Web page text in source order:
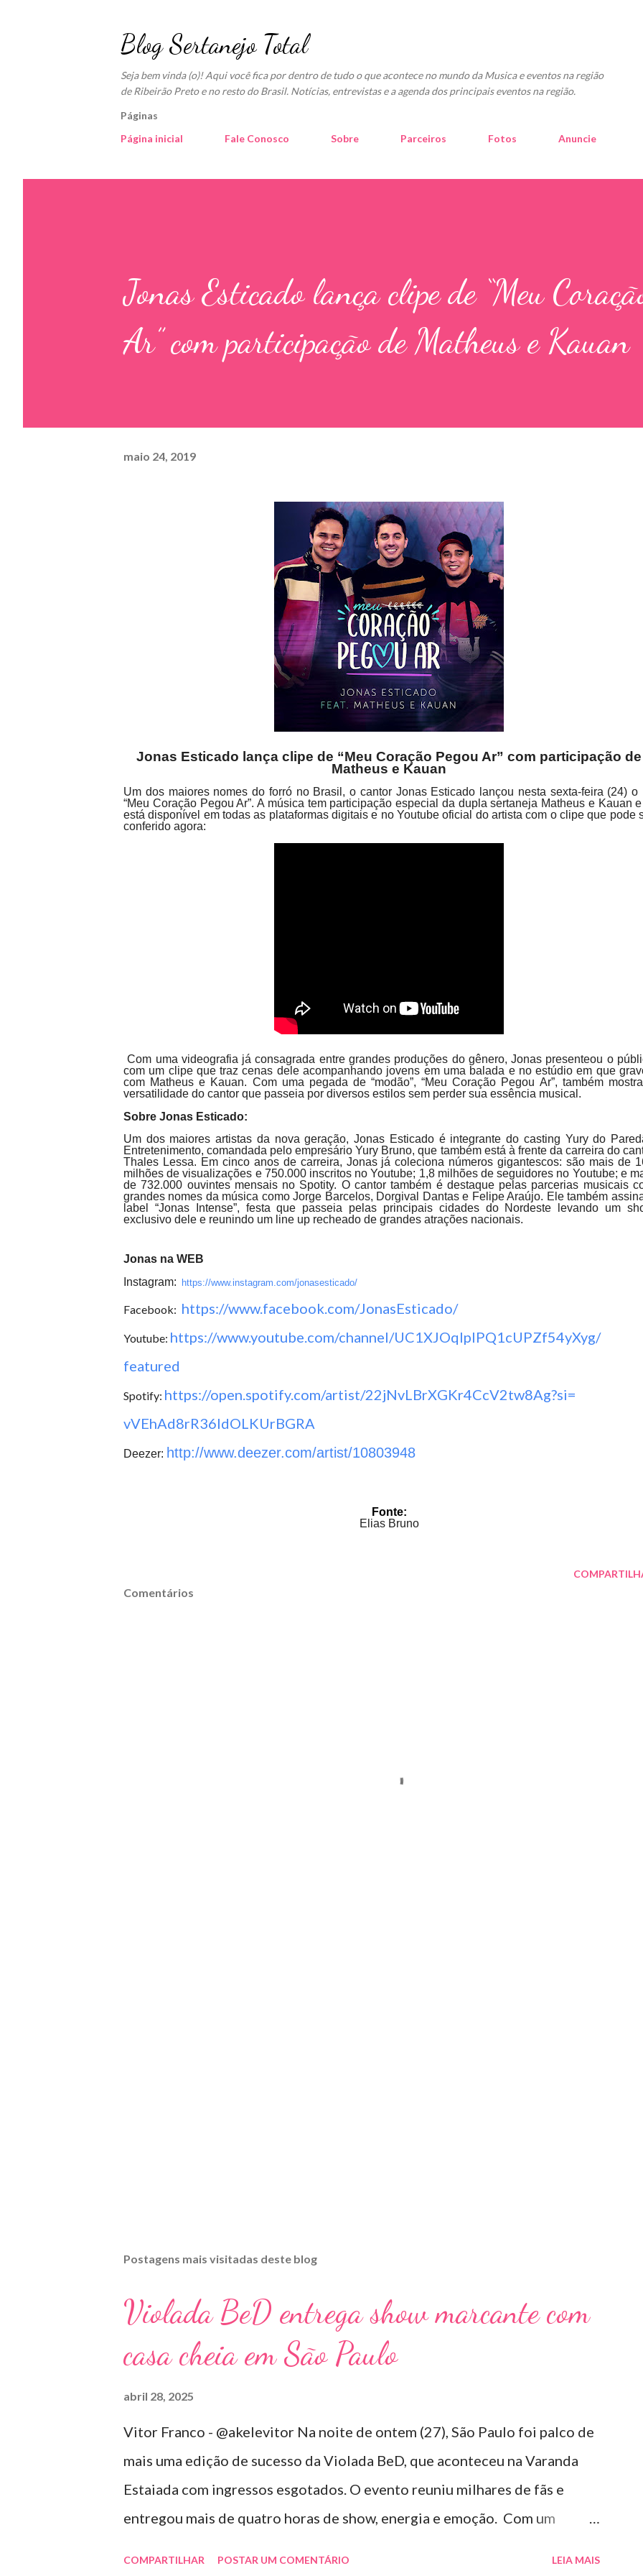
Blog Sertanejo Total
Seja bem vinda (o)! Aqui você fica por dentro de tudo o que acontece no mundo da Musica e eventos na região
de Ribeirão Preto e no resto do Brasil. Notícias, entrevistas e a agenda dos principais eventos na região.
Páginas
Página inicial
Fale Conosco Sobre Parceiros Fotos Anuncie
Jonas Esticado lança clipe de “Meu
Ar” com participação de Matheus e Kauan
maio 24, 2019
Jonas Esticado lança clipe de “Meu Coração Pegou Ar” com participação de
Matheus e Kauan
Um dos maiores nomes do forró no Brasil, o cantor Jonas Esticado lançou nesta sexta-feira (24) o
“Meu Coração Pegou Ar”. A música tem participação especial da dupla sertaneja Matheus e Kauan
está disponível em todas as plataformas digitais e no Youtube oficial do artista com o clipe que pode
conferido agora:
Com uma videografia já consagrada entre grandes produções do gênero, Jonas presenteou o
com um clipe que traz cenas dele acompanhando jovens em uma balada e no estúdio em que
com Matheus e Kauan. Com uma pegada de “modão”, “Meu Coração Pegou Ar”, também
versatilidade do cantor que passeia por diversos estilos sem perder sua essência musical.
Sobre Jonas Esticado:
Um dos maiores artistas da nova geração, Jonas Esticado é integrante do casting Yury do
Entretenimento, comandada pelo empresário Yury Bruno, que também está à frente da carreira do
Thales Lessa. Em cinco anos de carreira, Jonas já coleciona números gigantescos: são mais de
milhões de visualizações e 750.000 inscritos no Youtube; 1,8 milhões de seguidores no Youtube; e
de 732.000 ouvintes mensais no Spotity. O cantor também é destaque pelas parcerias musicais
grandes nomes da música como Jorge Barcelos, Dorgival Dantas e Felipe Araújo. Ele também
label “Jonas Intense”, festa que passeia pelas principais cidades do Nordeste levando um
exclusivo dele e reunindo um line up recheado de grandes atrações nacionais.
Jonas na WEB
Instagram:
https://www.instagram.com/jonasesticado/
Facebook: https://www.facebook.com/JonasEsticado/
Youtube: https://www.youtube. com/channel/UC1XJOqlpIPQ1cUPZf54yXyg/
featured
Spotify: https://open.spotify.com/artist/22jNvLBrXGKr4CcV2tw8Ag?si=
vVEhAd8rR36IdOLKUrBGRA
Deezer: http://www.deezer.com/artist/10803948
Fonte:
Elias Bruno
Comentários
Postagens mais visitadas deste blog
Violada BeD entrega show marcante com
casa cheia em São Paulo
abril 28, 2025
Vitor Franco - @akelevitor Na noite de ontem (27), São Paulo foi palco de
mais uma edição de sucesso da Violada BeD, que aconteceu na Varanda
Estaiada com ingressos esgotados. O evento reuniu milhares de fãs e
entregou mais de quatro horas de show, energia e emoção. Com um
COMPARTILHAR POSTAR UM COMENTÁRIO LEIA MAIS